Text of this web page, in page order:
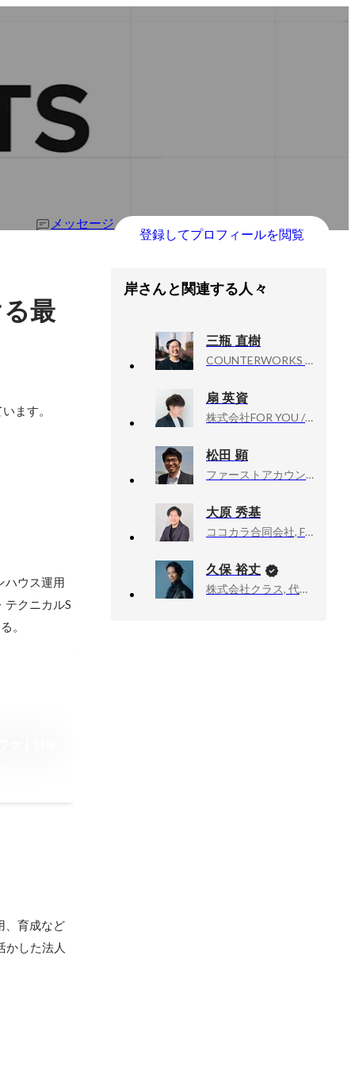
メッセージ
登録してプロフィールを閲覧
最
ます。
ハウス運用
テクニカルS
。
、育成など
かした法人
岸さんと関連する人々
三瓶 直樹
COUNTERWORKS inc, CEO
扇 英資
株式会社FOR YOU / FOR YOU Inc., IP Produce Div. 執行役員
松田 顕
ファーストアカウンティング株式会社, 共同創業者
大原 秀基
ココカラ合同会社, Founder, CEO
久保 裕丈
株式会社クラス, 代表取締役社長